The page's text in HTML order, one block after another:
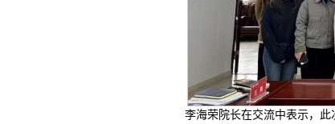
李海荣院长在交流中表示，